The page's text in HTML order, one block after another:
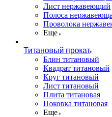
Лист нержавеющий
Полоса
Проволока
Еще
Титановый прокат
Блин титановый
Квадрат титановый
Круг титановый
Лист титановый
Плита титановая
Поковка титановая
Еще